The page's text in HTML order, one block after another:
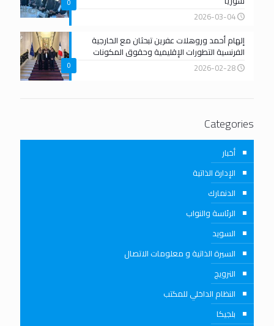
0
2026-03-04
0
إلهام أحمد وروهلات عفرين تبحثان مع الخارجية
الفرنسية التطورات الإقليمية وحقوق المكونات
2026-02-28
Categories
أخبار
الإدارة الذاتية
الدنمارك
الرئاسة والنواب
السويد
السيرة الذاتية و معلومات الاتصال
النرويج
النظام الداخلي للمكتب
بلجيكا